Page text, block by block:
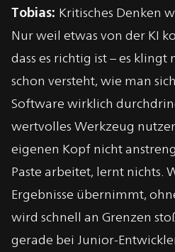
Tobias: Kritisches Denken
Nur weil etwas von der KI
dass es richtig ist – es
schon versteht, wie man
Software wirklich
wertvolles Werkzeug
eigenen Kopf nicht
Paste arbeitet, lernt nichts.
Ergebnisse übernimmt,
wird schnell an Grenzen
gerade bei Junior-